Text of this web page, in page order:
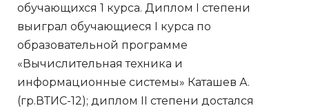
обучающихся 1 курса. Диплом I степени
выиграл обучающиеся I курса по
образовательной программе
«Вычислительная техника и
информационные системы» Каташев А.
(гр.ВТИС-12); диплом II степени достался